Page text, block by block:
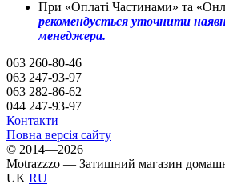
При «Оплаті Частинами» та
рекомендується уточнити
менеджера.
063 260-80-46
063 247-93-97
063 282-86-62
044 247-93-97
Контакти
Повна версія сайту
© 2014—2026
Motrazzzo — Затишний магазин
UK RU